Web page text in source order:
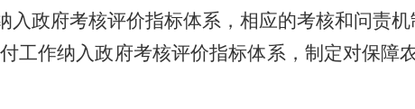
政府考核评价指标体系，相应的考核和问责机
工作纳入政府考核评价指标体系，制定对保障